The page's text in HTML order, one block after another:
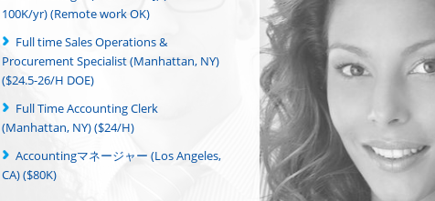
100K/yr) (Remote work OK)
Full time Sales Operations &
Procurement Specialist (Manhattan, NY)
($24.5-26/H DOE)
Full Time Accounting Clerk
(Manhattan, NY) ($24/H)
Accountingマネージャー (Los Angeles,
CA) ($80K)